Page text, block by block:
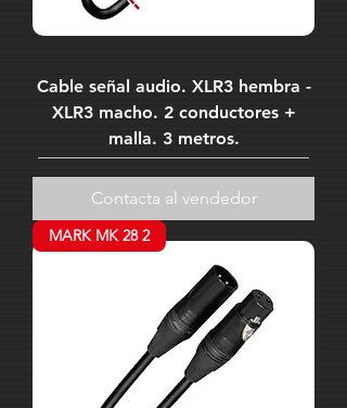
Cable señal audio. XLR3 hembra -
XLR3 macho. 2 conductores +
malla. 3 metros.
Contacta al vendedor
MARK MK 28 2